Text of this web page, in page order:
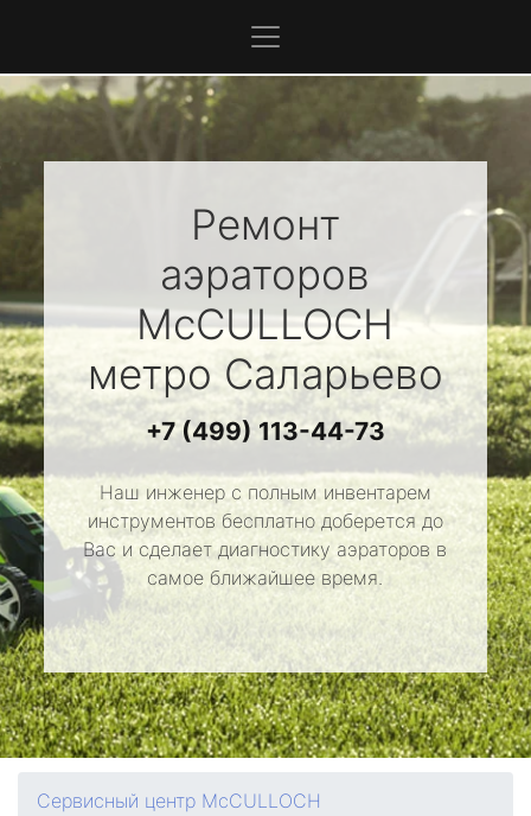
Ремонт
аэраторов
McCULLOCH
метро Саларьево
+7 (499) 113-44-73
Наш инженер с полным инвентарем
инструментов бесплатно доберется до
Вас и сделает диагностику аэраторов в
самое ближайшее время.
Сервисный центр McCULLOCH